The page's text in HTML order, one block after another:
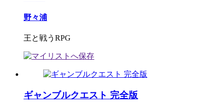
野々浦
王と戦うRPG
ギャンブルクエスト 完全版